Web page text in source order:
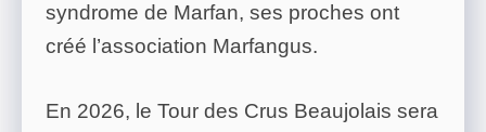
syndrome de Marfan, ses proches ont
créé l’association Marfangus.
En 2026, le Tour des Crus Beaujolais sera